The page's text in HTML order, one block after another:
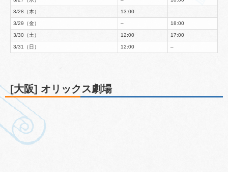
3/28（木） 13:00 –
3/29（金） – 18:00
3/30（土） 12:00 17:00
3/31（日） 12:00 –
[大阪] オリックス劇場